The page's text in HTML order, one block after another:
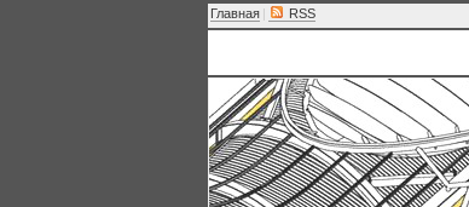
Главная | RSS